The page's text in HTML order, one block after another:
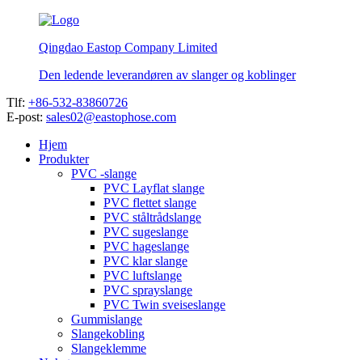
Qingdao Eastop Company Limited
Den ledende leverandøren av slanger og koblinger
Tlf: +86-532-83860726
E-post: sales02@eastophose.com
Hjem
Produkter
PVC -slange
PVC Layflat slange
PVC flettet slange
PVC ståltrådslange
PVC sugeslange
PVC hageslange
PVC klar slange
PVC luftslange
PVC sprayslange
PVC Twin sveiseslange
Gummislange
Slangekobling
Slangeklemme